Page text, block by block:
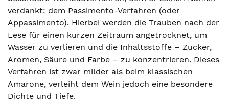
verdankt: dem Passimento-Verfahren (oder
Appassimento). Hierbei werden die Trauben nach der
Lese für einen kurzen Zeitraum angetrocknet, um
Wasser zu verlieren und die Inhaltsstoffe – Zucker,
Aromen, Säure und Farbe – zu konzentrieren. Dieses
Verfahren ist zwar milder als beim klassischen
Amarone, verleiht dem Wein jedoch eine besondere
Dichte und Tiefe.